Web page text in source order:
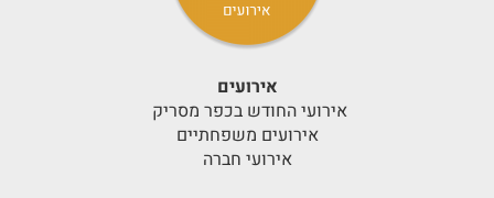
אירועים
אירועי החודש בכפר מסריק
אירועים משפחתיים
אירועי חברה